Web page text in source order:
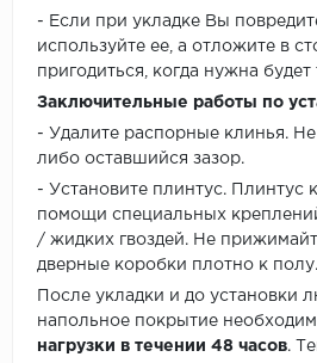
- Если при укладке Вы
используйте ее, а отложите в
пригодиться, когда нужна будет
Заключительные работы по
- Удалите распорные клинья.
либо оставшийся зазор.
- Установите плинтус. Плинтус
помощи специальных
/ жидких гвоздей. Не
дверные коробки плотно к полу.
После укладки и до установки
напольное покрытие
нагрузки в течении 48 часов.